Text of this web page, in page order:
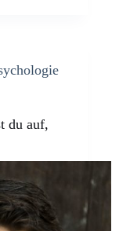
du auf,